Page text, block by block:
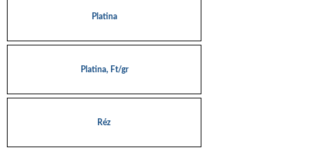
Platina
Platina, Ft/gr
Réz